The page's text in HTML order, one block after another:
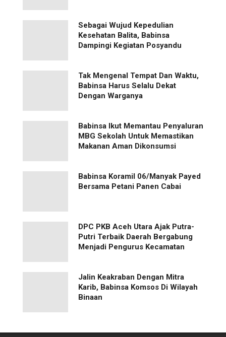
Sebagai Wujud Kepedulian
Kesehatan Balita, Babinsa
Dampingi Kegiatan Posyandu
Tak Mengenal Tempat Dan Waktu,
Babinsa Harus Selalu Dekat
Dengan Warganya
Babinsa Ikut Memantau Penyaluran
MBG Sekolah Untuk Memastikan
Makanan Aman Dikonsumsi
Babinsa Koramil 06/Manyak Payed
Bersama Petani Panen Cabai
‎DPC PKB Aceh Utara Ajak Putra-
Putri Terbaik Daerah Bergabung
Menjadi Pengurus Kecamatan
Jalin Keakraban Dengan Mitra
Karib, Babinsa Komsos Di Wilayah
Binaan